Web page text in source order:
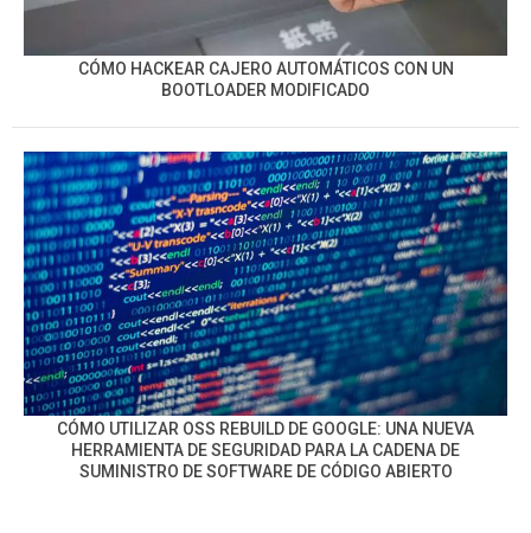
CÓMO HACKEAR CAJERO AUTOMÁTICOS CON UN
BOOTLOADER MODIFICADO
CÓMO UTILIZAR OSS REBUILD DE GOOGLE: UNA NUEVA
HERRAMIENTA DE SEGURIDAD PARA LA CADENA DE
SUMINISTRO DE SOFTWARE DE CÓDIGO ABIERTO